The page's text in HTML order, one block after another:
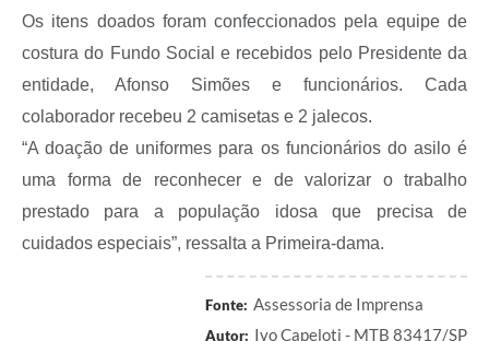
Os itens doados foram confeccionados pela equipe de
costura do Fundo Social e recebidos pelo Presidente da
entidade, Afonso Simões e funcionários. Cada
colaborador recebeu 2 camisetas e 2 jalecos.
“A doação de uniformes para os funcionários do asilo é
uma forma de reconhecer e de valorizar o trabalho
prestado para a população idosa que precisa de
cuidados especiais”, ressalta a Primeira-dama.
Fonte: Assessoria de Imprensa
Autor: Ivo Capeloti - MTB 83417/SP